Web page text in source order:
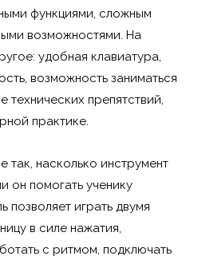
функциями, сложным
возможностями. На
удобная клавиатура,
возможность заниматься
технических препятствий,
практике.
так, насколько инструмент
он помогать ученику
позволяет играть двумя
в силе нажатия,
с ритмом, подключать